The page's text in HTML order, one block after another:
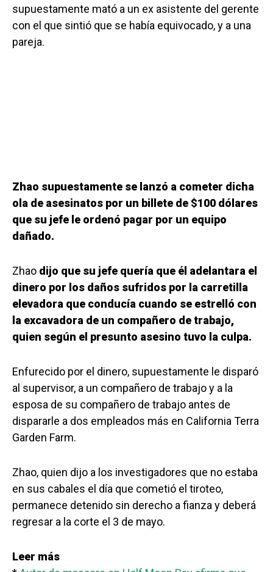
supuestamente mató a un ex asistente del gerente
con el que sintió que se había equivocado, y a una
pareja.
Zhao supuestamente se lanzó a cometer dicha
ola de asesinatos por un billete de $100 dólares
que su jefe le ordenó pagar por un equipo
dañado.
Zhao dijo que su jefe quería que él adelantara el
dinero por los daños sufridos por la carretilla
elevadora que conducía cuando se estrelló con
la excavadora de un compañero de trabajo,
quien según el presunto asesino tuvo la culpa.
Enfurecido por el dinero, supuestamente le disparó
al supervisor, a un compañero de trabajo y a la
esposa de su compañero de trabajo antes de
dispararle a dos empleados más en California Terra
Garden Farm.
Zhao, quien dijo a los investigadores que no estaba
en sus cabales el día que cometió el tiroteo,
permanece detenido sin derecho a fianza y deberá
regresar a la corte el 3 de mayo.
Leer más